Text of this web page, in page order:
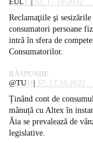
Reclamaţiile şi
consumatori persoane
intră în sfera de
Consumatorilor.
RĂSPUNDE
@TU16:37, 17.10.2022
Ținând cont de
mânuță cu Altex în
Ăia se prevalează de
legislative.